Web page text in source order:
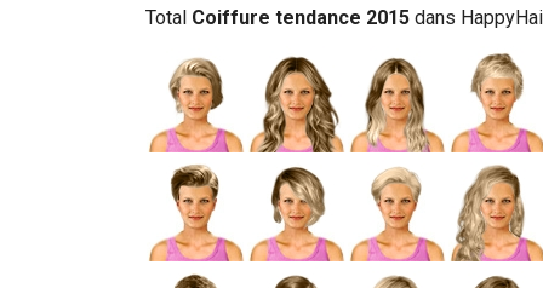
Total Coiffure tendance 2015 dans